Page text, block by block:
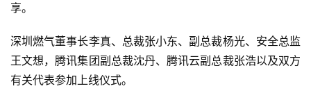
享。
深圳燃气董事长李真、总裁张小东、副总裁杨光、安全总监
王文想，腾讯集团副总裁沈丹、腾讯云副总裁张浩以及双方
有关代表参加上线仪式。